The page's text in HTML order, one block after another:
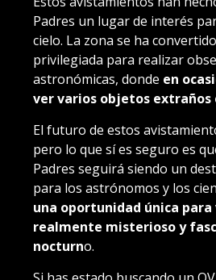
Padres un lugar de interés
cielo. La zona se ha
privilegiada para realizar
astronómicas, donde en
ver varios objetos extraños
El futuro de estos
pero lo que sí es seguro es
Padres seguirá siendo un
para los astrónomos y los
una oportunidad única
realmente misterioso y
nocturno.